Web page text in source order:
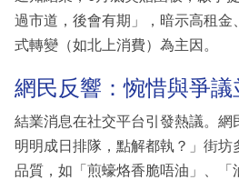
過市道，後會有期」，暗示高租金
式轉變（如北上消費）為主因。
網民反響：惋惜與爭議
結業消息在社交平台引發熱議。網
明明成日排隊，點解都執？」街
品質，如「煎蠔烙香脆唔油」、「